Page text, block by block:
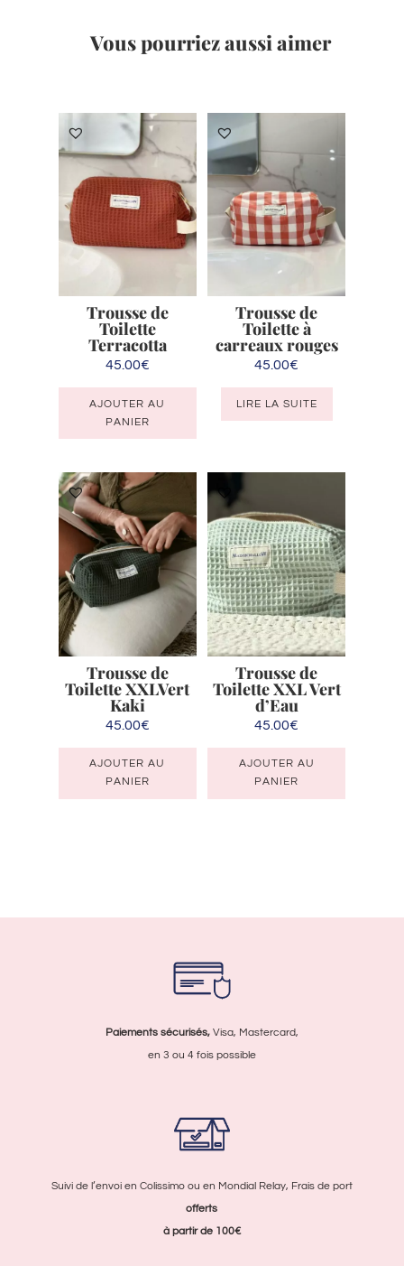
Vous pourriez aussi aimer
Trousse de
Toilette
Terracotta
45.00€
AJOUTER AU
PANIER
Trousse de
Toilette à
carreaux rouges
45.00€
LIRE LA SUITE
Trousse de
Toilette XXLVert
Kaki
45.00€
AJOUTER AU
PANIER
Trousse de
Toilette XXL Vert
d’Eau
45.00€
AJOUTER AU
PANIER
Paiements sécurisés,Visa, Mastercard,
en 3 ou 4 fois possible
Suivi de l’envoi en Colissimo ou en Mondial Relay, Frais de port
offerts
à partir de 100€